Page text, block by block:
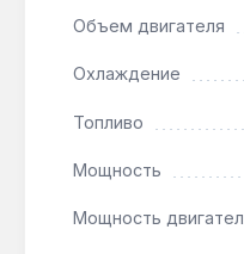
возможностью
Подходит ли для
магистрали?
(метане) через
Объем двигателя
Охлаждение
Топливо
Мощность
Мощность